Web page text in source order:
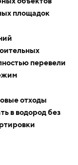
площадок
перевели
отходы
в водород без